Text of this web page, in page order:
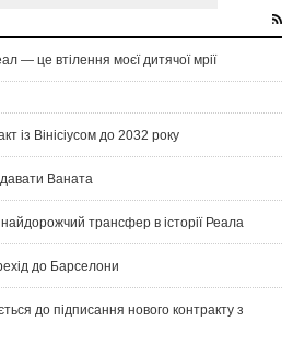
— це втілення моєї дитячої мрії
із Вінісіусом до 2032 року
Ваната
трансфер в історії Реала
до Барселони
до підписання нового контракту з